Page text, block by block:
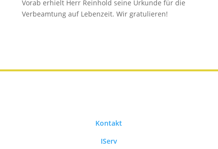
Vorab erhielt Herr Reinhold seine Urkunde für die
Verbeamtung auf Lebenzeit. Wir gratulieren!
Kontakt
IServ